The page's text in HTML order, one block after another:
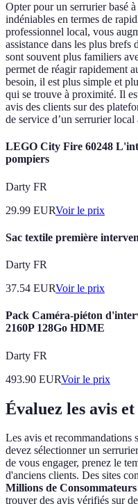
Opter pour un serrurier basé
indéniables en termes de
professionnel local, vous
assistance dans les plus brefs
sont souvent plus familiers
permet de réagir rapidement
besoin, il est plus simple et
qui se trouve à proximité. Il
avis des clients sur des
de service d’un serrurier
LEGO City Fire 60248
pompiers
Darty FR
29.99 EURVoir le prix
Sac textile première
Darty FR
37.54 EURVoir le prix
Pack Caméra-piéton
2160P 128Go HDME
Darty FR
493.90 EURVoir le prix
Évaluez les avis
Les avis et recommandations
devez sélectionner un
de vous engager, prenez le
d'anciens clients. Des sites
Millions de Consommateurs
trouver des avis vérifiés sur